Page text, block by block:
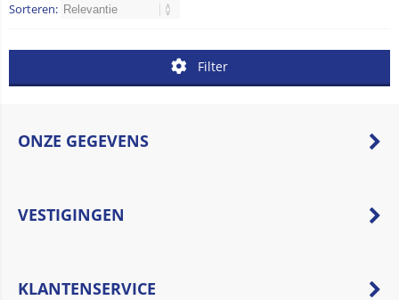
Sorteren:
Filter
ONZE GEGEVENS
VESTIGINGEN
KLANTENSERVICE